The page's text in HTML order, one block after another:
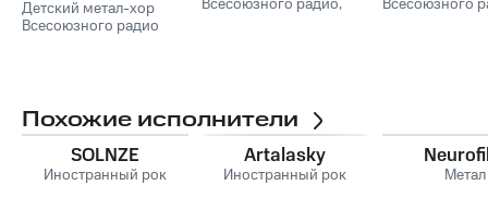
Детский метал-хор
Всесоюзного радио
Похожие исполнители
SOLNZE
Иностранный рок
Artalasky
Иностранный рок Метал